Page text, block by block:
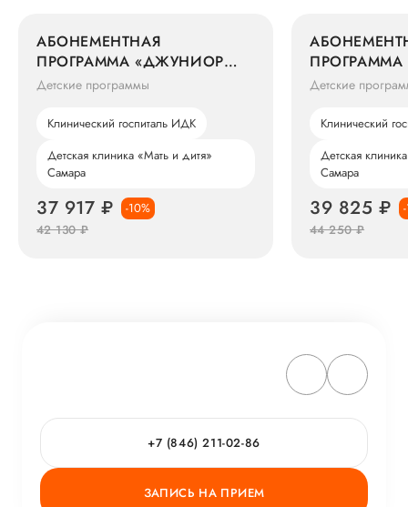
АБОНЕМЕНТНАЯ
ПРОГРАММА «ДЖУНИОР
СМАРТ» (ОТ 5 ДО 18 ЛЕТ)
Детские программы
Клинический госпиталь ИДК
Детская клиника «Мать и дитя»
Самара
37 917 ₽
-10%
42 130 ₽
ПРОГРАММА
СМАРТ» (ОТ
Детские
Клинический
Детская
Самара
39 825 ₽
44 250 ₽
+7 (846) 211-02-86
ЗАПИСЬ НА ПРИЕМ